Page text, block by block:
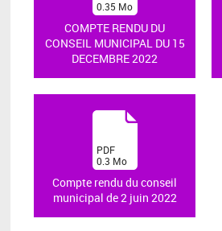
COMPTE RENDU DU
CONSEIL MUNICIPAL DU 15
DECEMBRE 2022
0.35 Mo
)
Compte rendu du conseil
municipal de 2 juin 2022
(PDF
0.3 Mo
)